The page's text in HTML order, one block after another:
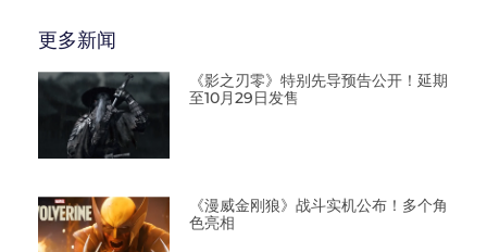
更多新闻
《影之刃零》特别先导预告公开！延期
至10月29日发售
《漫威金刚狼》战斗实机公布！多个角
色亮相